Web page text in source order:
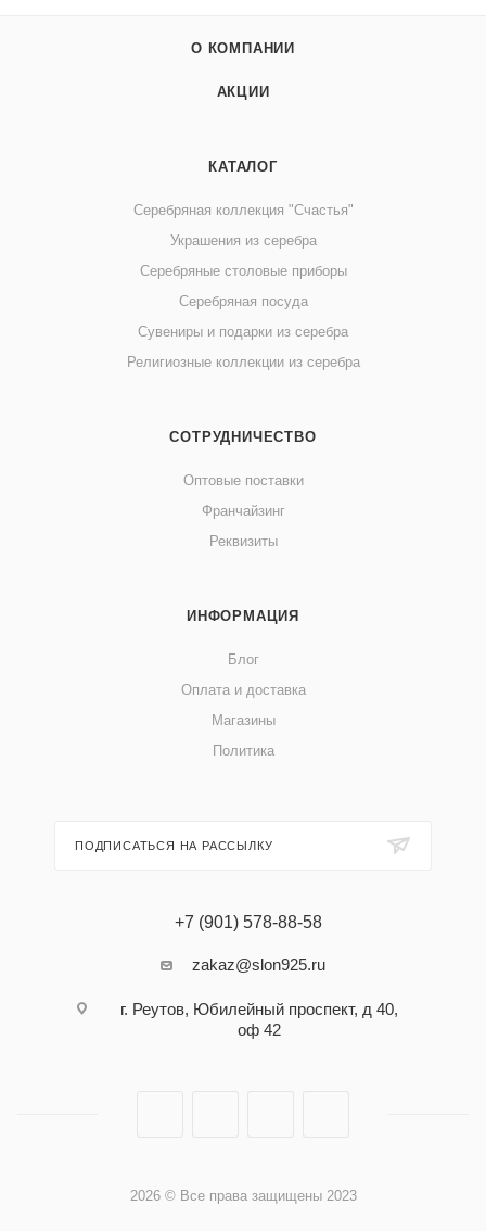
О КОМПАНИИ
АКЦИИ
КАТАЛОГ
Серебряная коллекция "Счастья"
Украшения из серебра
Серебряные столовые приборы
Серебряная посуда
Сувениры и подарки из серебра
Религиозные коллекции из серебра
СОТРУДНИЧЕСТВО
Оптовые поставки
Франчайзинг
Реквизиты
ИНФОРМАЦИЯ
Блог
Оплата и доставка
Магазины
Политика
ПОДПИСАТЬСЯ НА РАССЫЛКУ
+7 (901) 578-88-58
zakaz@slon925.ru
г. Реутов, Юбилейный проспект, д 40,
оф 42
2026 © Все права защищены 2023